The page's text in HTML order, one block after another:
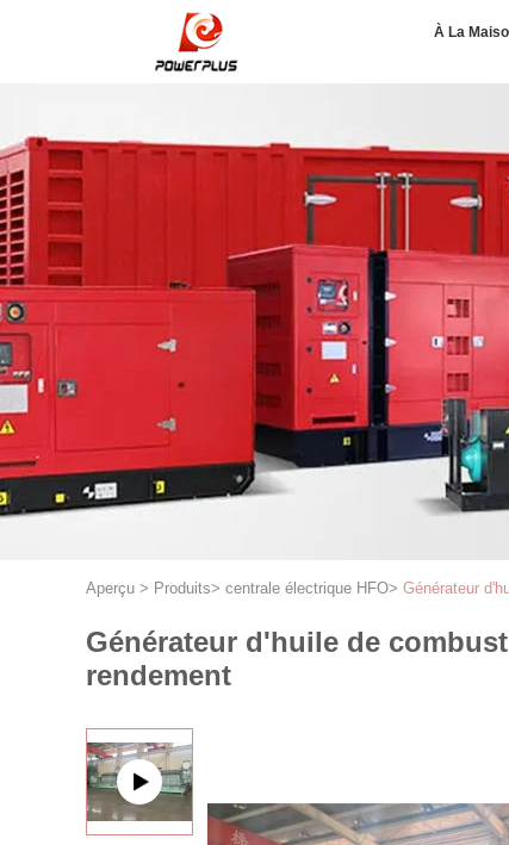
À La
Aperçu > Produits> centrale électrique HFO> Générateur
Générateur d'huile de
rendement